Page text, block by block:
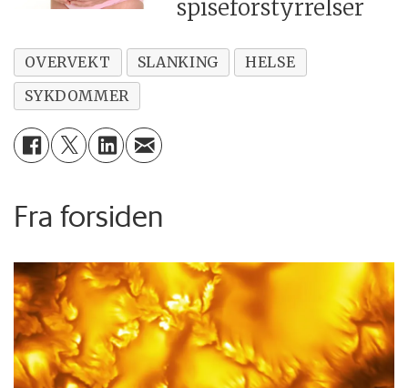
spiseforstyrrelser
OVERVEKT SLANKING
HELSE
SYKDOMMER
Fra forsiden